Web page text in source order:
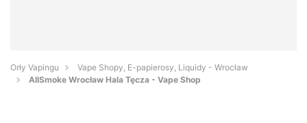
Orły Vapingu
Vape Shopy, E-papierosy, Liquidy - Wrocław
AllSmoke Wrocław Hala Tęcza - Vape Shop